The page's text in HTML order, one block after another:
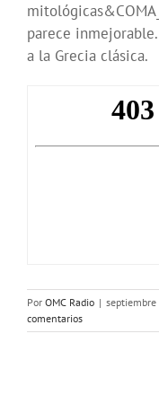
parece
a la Grecia clásica.
Por OMC Radio |
comentarios